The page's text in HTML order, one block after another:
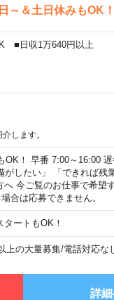
＆土日休みもOK！
■日収1万640円以上
します。
！ 早番 7:00～16:00
したい」 「できれば残
今ご覧のお仕事で希望す
合は応募できません。
ートもOK！
上の大量募集/電話対応な
詳